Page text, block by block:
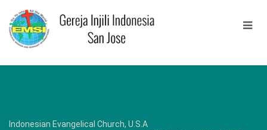
Indonesian Evangelical Church, U.S.A